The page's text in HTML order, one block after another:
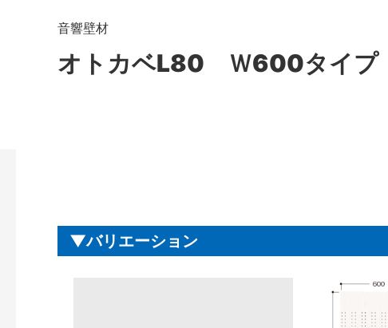
音響壁材
オトカベL80 Ｗ600タイプ
バリエーション